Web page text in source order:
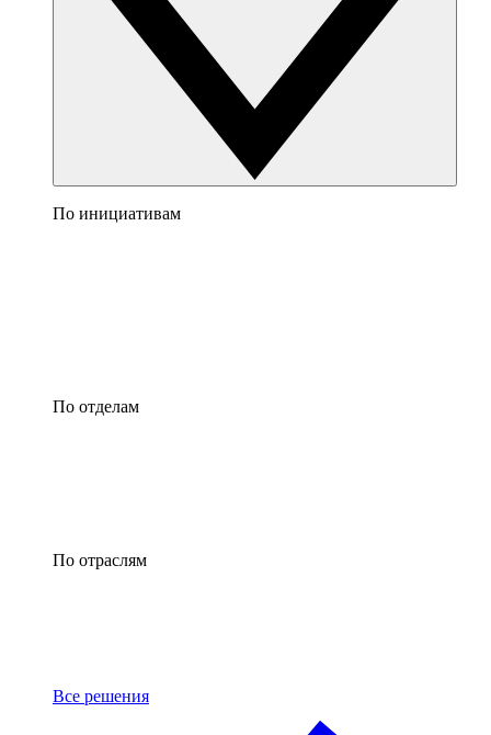
По инициативам
По отделам
По отраслям
Все решения